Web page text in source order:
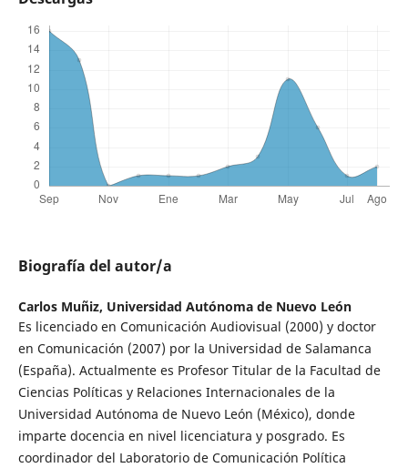
Biografía del autor/a
Carlos Muñiz, Universidad Autónoma de Nuevo León
Es licenciado en Comunicación Audiovisual (2000) y doctor
en Comunicación (2007) por la Universidad de Salamanca
(España). Actualmente es Profesor Titular de la Facultad de
Ciencias Políticas y Relaciones Internacionales de la
Universidad Autónoma de Nuevo León (México), donde
imparte docencia en nivel licenciatura y posgrado. Es
coordinador del Laboratorio de Comunicación Política